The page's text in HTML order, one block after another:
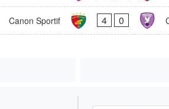
Canon Sportif 4 0